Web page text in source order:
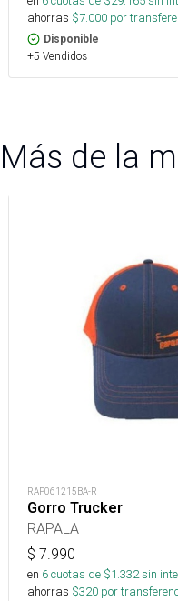
ahorras $7.000 por
Disponible
+5 Vendidos
Más de la
RAP061215BA-R
Gorro Trucker
RAPALA
$ 7.990
en 6cuotas de $1.332sin
ahorras $320 por